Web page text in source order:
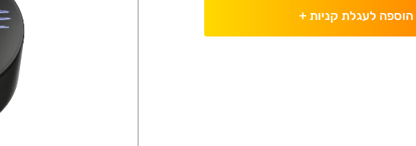
הוספה לעגלת קניות+